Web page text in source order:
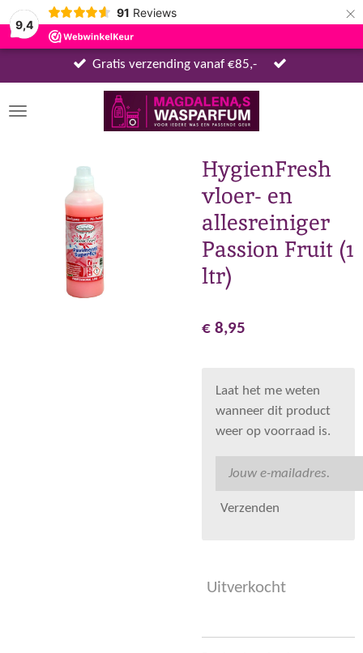
9,4
91 Reviews ×
Gratis verzending vanaf €85,-
HygienFresh
vloer- en
allesreiniger
Passion Fruit (1
ltr)
€ 8,95
Laat het me weten
wanneer dit product
weer op voorraad is.
Verzenden
Uitverkocht